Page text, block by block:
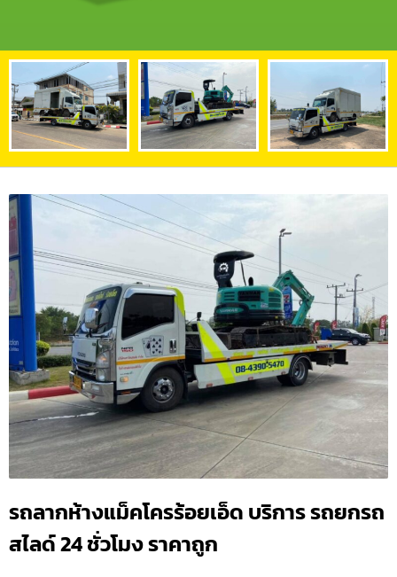
รถลากห้างแม็คโครร้อยเอ็ด บริการ รถยกรถ
สไลด์ 24 ชั่วโมง ราคาถูก